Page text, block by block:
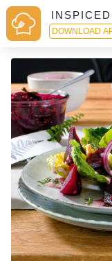
DOWNLOAD